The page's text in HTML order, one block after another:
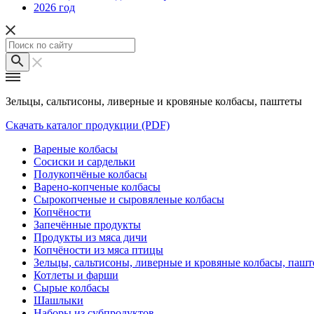
2026 год
Зельцы, сальтисоны, ливерные и кровяные колбасы, паштеты
Скачать каталог продукции (PDF)
Вареные колбасы
Сосиски и сардельки
Полукопчёные колбасы
Варено-копченые колбасы
Сырокопченые и сыровяленые колбасы
Копчёности
Запечённые продукты
Продукты из мяса дичи
Копчёности из мяса птицы
Зельцы, сальтисоны, ливерные и кровяные колбасы,
Котлеты и фарши
Сырые колбасы
Шашлыки